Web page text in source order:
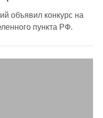
объявил конкурс на
пункта РФ.